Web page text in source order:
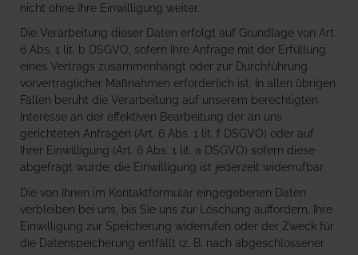
nicht ohne Ihre Einwilligung weiter.
Die Verarbeitung dieser Daten erfolgt auf Grundlage von Art.
6 Abs. 1 lit. b DSGVO, sofern Ihre Anfrage mit der Erfüllung
eines Vertrags zusammenhängt oder zur Durchführung
vorvertraglicher Maßnahmen erforderlich ist. In allen übrigen
Fällen beruht die Verarbeitung auf unserem berechtigten
Interesse an der effektiven Bearbeitung der an uns
gerichteten Anfragen (Art. 6 Abs. 1 lit. f DSGVO) oder auf
Ihrer Einwilligung (Art. 6 Abs. 1 lit. a DSGVO) sofern diese
abgefragt wurde; die Einwilligung ist jederzeit widerrufbar.
Die von Ihnen im Kontaktformular eingegebenen Daten
verbleiben bei uns, bis Sie uns zur Löschung auffordern, Ihre
Einwilligung zur Speicherung widerrufen oder der Zweck für
die Datenspeicherung entfällt (z. B. nach abgeschlossener